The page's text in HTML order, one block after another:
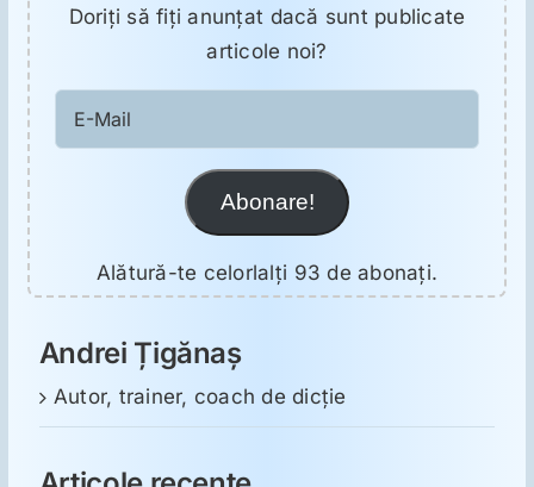
Oncologie
Toxicologie
Antipsihiatrie
Psihoterapie
Antropologie
Proză utilă
Doriţi să fiţi anunţat dacă sunt publicate
articole noi?
Mail
Abonare!
Alătură-te celorlalți 93 de abonați.
Andrei Țigănaș
Autor, trainer, coach de dicție